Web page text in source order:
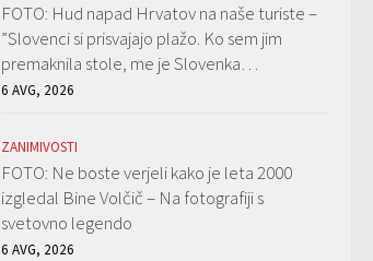
FOTO: Hud napad Hrvatov na naše turiste –
”Slovenci si prisvajajo plažo. Ko sem jim
premaknila stole, me je Slovenka…
6 AVG, 2026
ZANIMIVOSTI
FOTO: Ne boste verjeli kako je leta 2000
izgledal Bine Volčič – Na fotografiji s
svetovno legendo
6 AVG, 2026